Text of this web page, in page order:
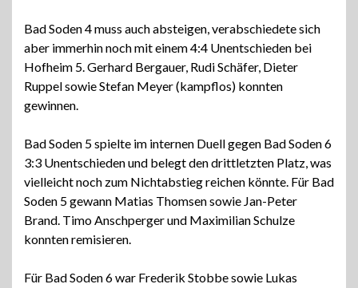
Bad Soden 4 muss auch absteigen, verabschiedete sich
aber immerhin noch mit einem 4:4 Unentschieden bei
Hofheim 5. Gerhard Bergauer, Rudi Schäfer, Dieter
Ruppel sowie Stefan Meyer (kampflos) konnten
gewinnen.
Bad Soden 5 spielte im internen Duell gegen Bad Soden 6
3:3 Unentschieden und belegt den drittletzten Platz, was
vielleicht noch zum Nichtabstieg reichen könnte. Für Bad
Soden 5 gewann Matias Thomsen sowie Jan-Peter
Brand. Timo Anschperger und Maximilian Schulze
konnten remisieren.
Für Bad Soden 6 war Frederik Stobbe sowie Lukas